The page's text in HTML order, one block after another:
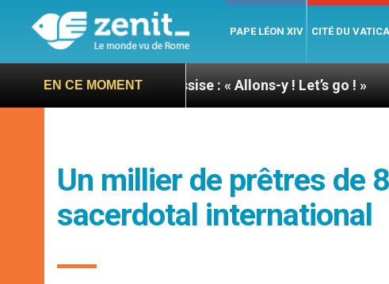
PAPE LÉON XIV CITÉ DU
EN CE MOMENT
du pape à Assise : « Allons-y ! Let’s go ! »
Un millier de prêtres de
sacerdotal international